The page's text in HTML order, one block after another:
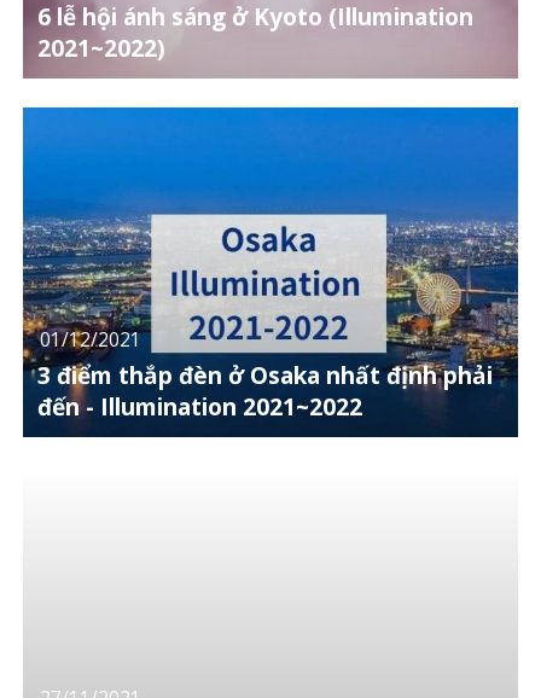
6 lễ hội ánh sáng ở Kyoto (Illumination
2021~2022)
01/12/2021
3 điểm thắp đèn ở Osaka nhất định phải
đến - Illumination 2021~2022